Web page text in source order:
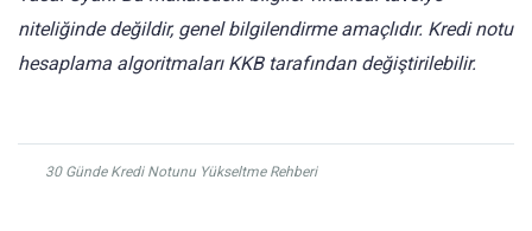
niteliğinde değildir, genel bilgilendirme amaçlıdır. Kredi notu
hesaplama algoritmaları KKB tarafından değiştirilebilir.
30 Günde Kredi Notunu Yükseltme Rehberi